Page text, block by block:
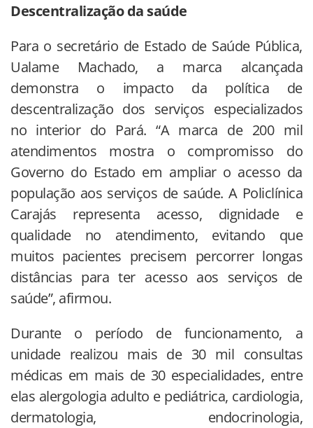
Descentralização da saúde
Para o secretário de Estado de Saúde Pública,
Ualame Machado, a marca alcançada
demonstra o impacto da política de
descentralização dos serviços especializados
no interior do Pará. “A marca de 200 mil
atendimentos mostra o compromisso do
Governo do Estado em ampliar o acesso da
população aos serviços de saúde. A Policlínica
Carajás representa acesso, dignidade e
qualidade no atendimento, evitando que
muitos pacientes precisem percorrer longas
distâncias para ter acesso aos serviços de
saúde”, afirmou.
Durante o período de funcionamento, a
unidade realizou mais de 30 mil consultas
médicas em mais de 30 especialidades, entre
elas alergologia adulto e pediátrica, cardiologia,
dermatologia, endocrinologia,